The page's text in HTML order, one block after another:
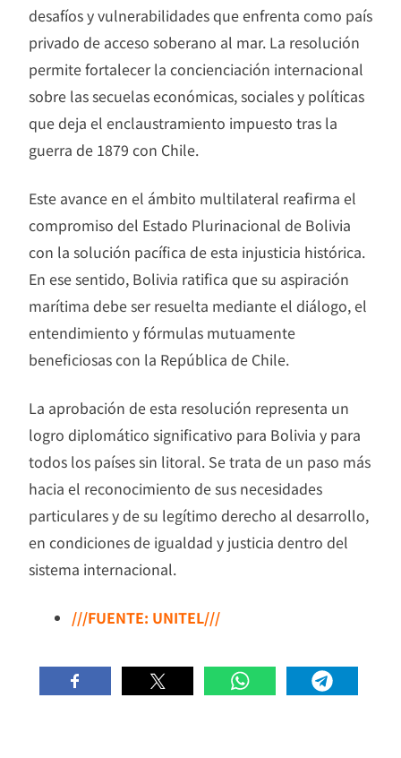
desafíos y vulnerabilidades que enfrenta como país
privado de acceso soberano al mar. La resolución
permite fortalecer la concienciación internacional
sobre las secuelas económicas, sociales y políticas
que deja el enclaustramiento impuesto tras la
guerra de 1879 con Chile.
Este avance en el ámbito multilateral reafirma el
compromiso del Estado Plurinacional de Bolivia
con la solución pacífica de esta injusticia histórica.
En ese sentido, Bolivia ratifica que su aspiración
marítima debe ser resuelta mediante el diálogo, el
entendimiento y fórmulas mutuamente
beneficiosas con la República de Chile.
La aprobación de esta resolución representa un
logro diplomático significativo para Bolivia y para
todos los países sin litoral. Se trata de un paso más
hacia el reconocimiento de sus necesidades
particulares y de su legítimo derecho al desarrollo,
en condiciones de igualdad y justicia dentro del
sistema internacional.
///FUENTE: UNITEL///